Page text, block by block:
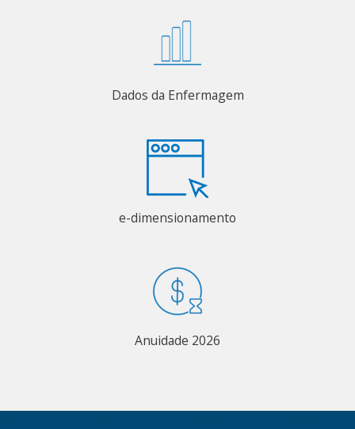
Dados da Enfermagem
e-dimensionamento
Anuidade 2026